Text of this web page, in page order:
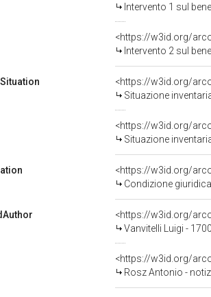
Intervento 1 sul
<https://w3id.org/
Intervento 2 sul
<https://w3id.org/
Situazione
<https://w3id.org/
Situazione
<https://w3id.org/
Condizione
<https://w3id.org/
Vanvitelli Luigi -
<https://w3id.org/
Rosz Antonio -